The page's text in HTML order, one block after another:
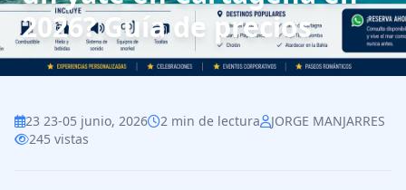
2026? Guía de precios
23 23-05 junio, 2026 2 min de lectura
JORGE MANJARRES
245 vistas